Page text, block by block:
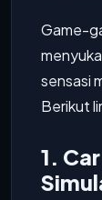
Game-
sensasi
Berikut
1.